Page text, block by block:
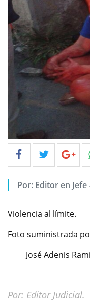
Por: Editor en
Violencia al límite.
Foto suministrada
José Adenis
Por: Editor Judicial.